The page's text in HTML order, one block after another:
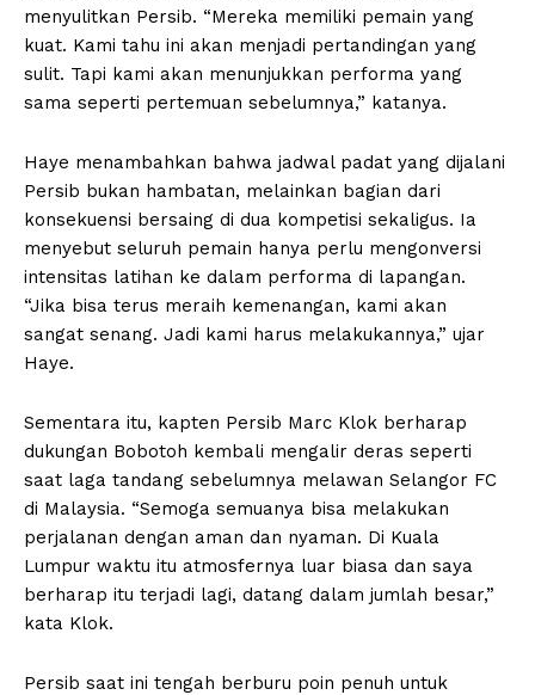
menyulitkan Persib. “Mereka memiliki pemain yang
kuat. Kami tahu ini akan menjadi pertandingan yang
sulit. Tapi kami akan menunjukkan performa yang
sama seperti pertemuan sebelumnya,” katanya.
Haye menambahkan bahwa jadwal padat yang dijalani
Persib bukan hambatan, melainkan bagian dari
konsekuensi bersaing di dua kompetisi sekaligus. Ia
menyebut seluruh pemain hanya perlu mengonversi
intensitas latihan ke dalam performa di lapangan.
“Jika bisa terus meraih kemenangan, kami akan
sangat senang. Jadi kami harus melakukannya,” ujar
Haye.
Sementara itu, kapten Persib Marc Klok berharap
dukungan Bobotoh kembali mengalir deras seperti
saat laga tandang sebelumnya melawan Selangor FC
di Malaysia. “Semoga semuanya bisa melakukan
perjalanan dengan aman dan nyaman. Di Kuala
Lumpur waktu itu atmosfernya luar biasa dan saya
berharap itu terjadi lagi, datang dalam jumlah besar,”
kata Klok.
Persib saat ini tengah berburu poin penuh untuk